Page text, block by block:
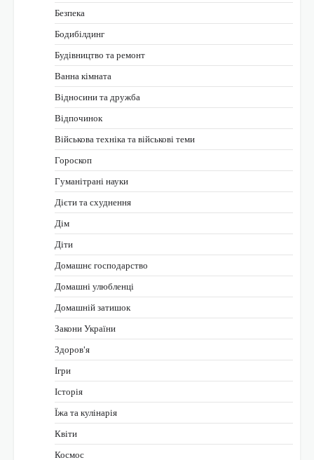
Безпека
Бодибілдинг
Будівництво та ремонт
Ванна кімната
Відносини та дружба
Відпочинок
Військова техніка та військові теми
Гороскоп
Гуманітрані науки
Дієти та схуднення
Дім
Діти
Домашнє господарство
Домашні улюбленці
Домашній затишок
Закони України
Здоров'я
Ігри
Історія
Їжа та кулінарія
Квіти
Космос